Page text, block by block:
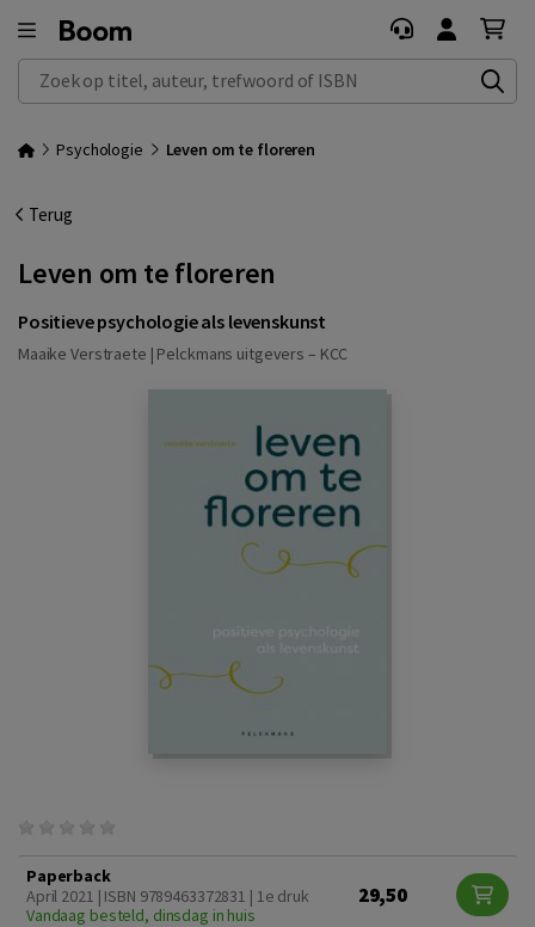
Zoek op titel, auteur, trefwoord of ISBN
Psychologie Leven om te floreren
Terug
Leven om te floreren
Positieve psychologie als levenskunst
Maaike Verstraete | Pelckmans uitgevers – KCC
Paperback
April 2021 | ISBN 9789463372831 | 1e druk
Vandaag besteld, dinsdag in huis
29,50